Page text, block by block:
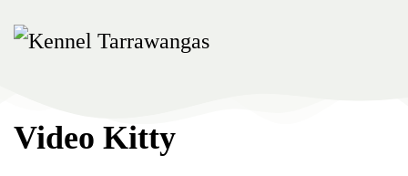
Skip
Video Kitty